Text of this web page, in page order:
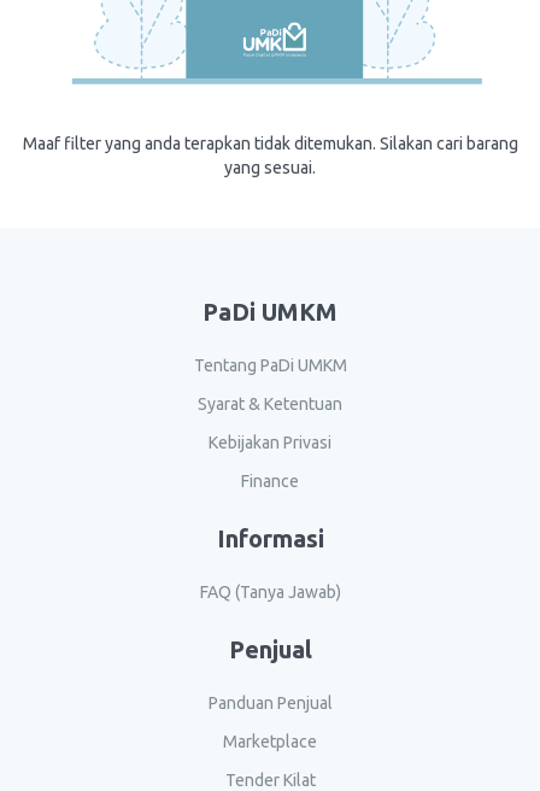
Maaf filter yang anda terapkan tidak ditemukan. Silakan cari barang
yang sesuai.
PaDi UMKM
Tentang PaDi UMKM
Syarat & Ketentuan
Kebijakan Privasi
Finance
Informasi
FAQ (Tanya Jawab)
Penjual
Panduan Penjual
Marketplace
Tender Kilat